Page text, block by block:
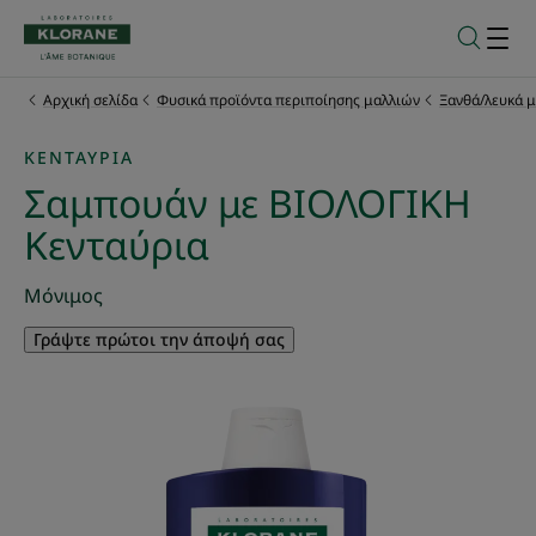
Αρχική σελίδα Φυσικά προϊόντα περιποίησης μαλλιών Ξανθά/λευκά
ΚΕΝΤΑΎΡΙΑ
Σαμπουάν με ΒΙΟΛΟΓΙΚΗ
Κενταύρια
Μόνιμος
Γράψτε πρώτοι την άποψή σας